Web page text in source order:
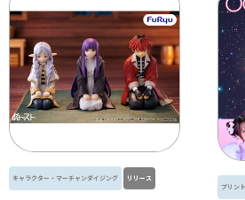
キャラクター・マーチャンダイジング リリース
プリン